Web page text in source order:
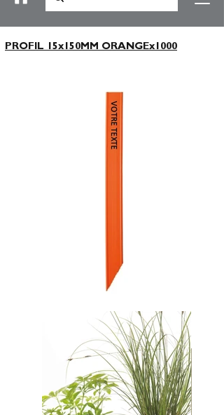
PROFIL 15x150MM ORANGEx1000